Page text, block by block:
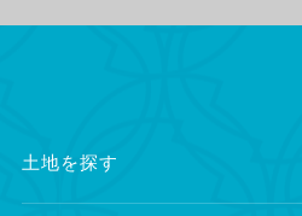
土地を探す